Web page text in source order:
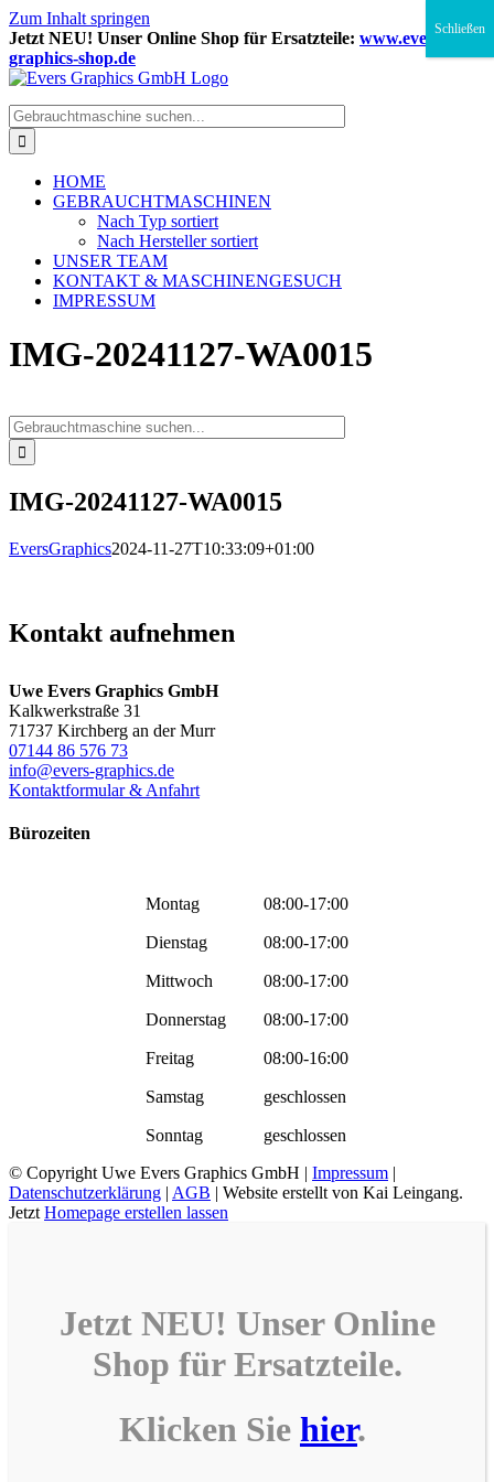
Zum Inhalt springen
Jetzt NEU! Unser Online Shop für Ersatzteile: www.evers-
graphics-shop.de
HOME
GEBRAUCHTMASCHINEN
Nach Typ sortiert
Nach Hersteller sortiert
UNSER TEAM
KONTAKT & MASCHINENGESUCH
IMPRESSUM
IMG-20241127-WA0015
IMG-20241127-WA0015
EversGraphics2024-11-27T10:33:09+01:00
Kontakt aufnehmen
Uwe Evers Graphics GmbH
Kalkwerkstraße 31
71737 Kirchberg an der Murr
07144 86 576 73
info@evers-graphics.de
Kontaktformular & Anfahrt
Bürozeiten
Montag 08:00-17:00
Dienstag 08:00-17:00
Mittwoch 08:00-17:00
Donnerstag 08:00-17:00
Freitag 08:00-16:00
Samstag geschlossen
Sonntag
geschlossen
© Copyright Uwe Evers Graphics GmbH | Impressum |
Datenschutzerklärung | AGB | Website erstellt von Kai Leingang.
Jetzt Homepage erstellen lassen
Jetzt NEU! Unser Online
Shop fürErsatzteile.
Klicken Sie hier.
Schließen